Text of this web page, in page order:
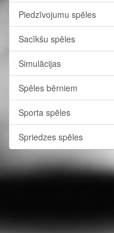
Piedzīvojumu spēles
Sacīkšu spēles
Simulācijas
Spēles bērniem
Sporta spēles
Spriedzes spēles